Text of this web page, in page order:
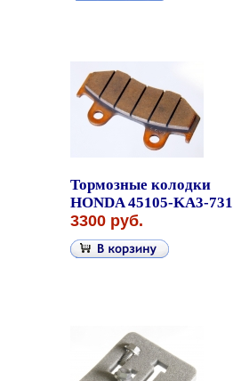
Тормозные колодки
HONDA 45105-KA3-731
3300 руб.